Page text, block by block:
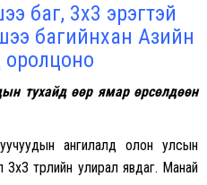
баг, 3х3 эрэгтэй
багийнхан Азийн
тухайд өөр ямар өрсөлдөөн
ангилалд олон улсын
төрлийн улирал явдаг. Манай